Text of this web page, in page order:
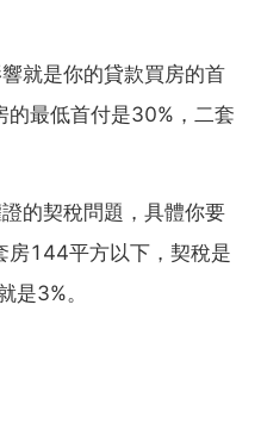
就是你的貸款買房的首
的最低首付是30%，二套
的契稅問題，具體你要
房144平方以下，契稅是
是3%。